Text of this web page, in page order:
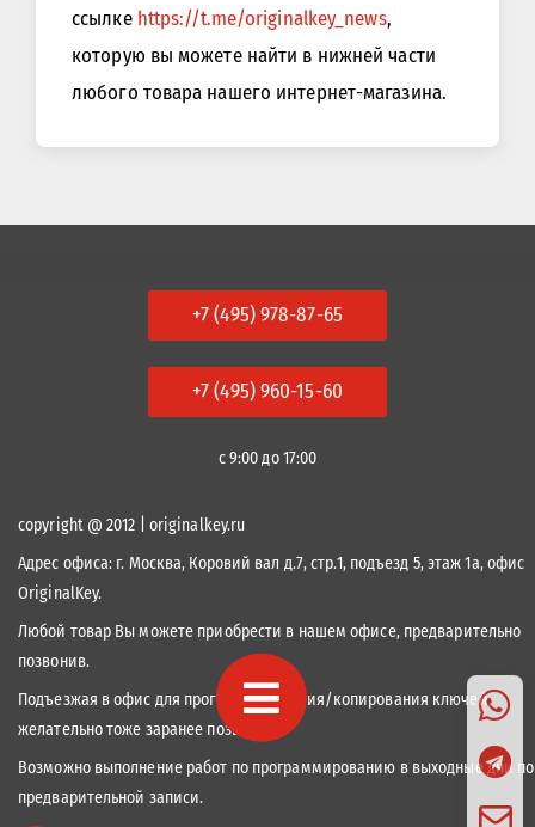
ссылке https://t.me/originalkey_news,
которую вы можете найти в нижней части
любого товара нашего интернет-магазина.
+7 (495) 978-87-65
+7 (495) 960-15-60
с 9:00 до 17:00
copyright @ 2012 | originalkey.ru
Адрес офиса: г. Москва, Коровий вал д.7, стр.1, подъезд 5, этаж 1а, офис
OriginalKey.
Любой товар Вы можете приобрести в нашем офисе, предварительно
позвонив.
Подъезжая в офис для программирования/копирования ключей,
желательно тоже заранее позвонить.
Возможно выполнение работ по программированию в выходные дни по
предварительной записи.